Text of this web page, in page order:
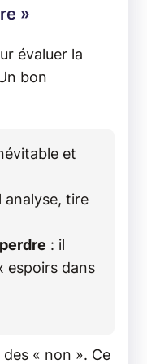
»
évaluer la
bon
et
analyse, tire
: il
espoirs dans
« non ». Ce